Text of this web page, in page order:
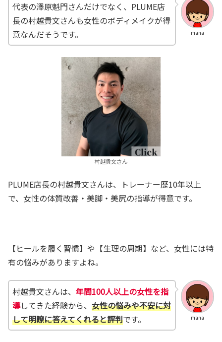
mana
代表の澤原魁門さんだけでなく、PLUME店
長の村越貴文さんも女性のボディメイクが得
意なんだそうです。
村越貴文さん
PLUME店長の村越貴文さんは、トレーナー歴10年以上
で、女性の体質改善・美脚・美尻の指導が得意です。
【ヒールを履く習慣】や【生理の周期】など、女性には特
有の悩みがありますよね。
mana
村越貴文さんは、 年間100人以上の女性を指
導してきた経験から、 女性の悩みや不安に対
して明瞭に答えてくれると評判です。